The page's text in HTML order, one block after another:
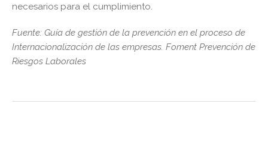
necesarios para el cumplimiento.
Fuente: Guía de gestión de la prevención en el proceso de
Internacionalización de las empresas. Foment Prevención de
Riesgos Laborales